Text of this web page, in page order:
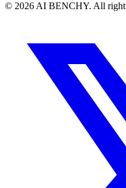
© 2026 AI BENCHY. All